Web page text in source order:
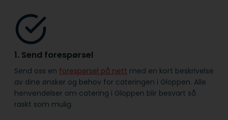
1. Send forespørsel
Send oss en forespørsel på nett med en kort beskrivelse
av dine ønsker og behov for cateringen i Gloppen. Alle
henvendelser om catering i Gloppen blir besvart så
raskt som mulig.